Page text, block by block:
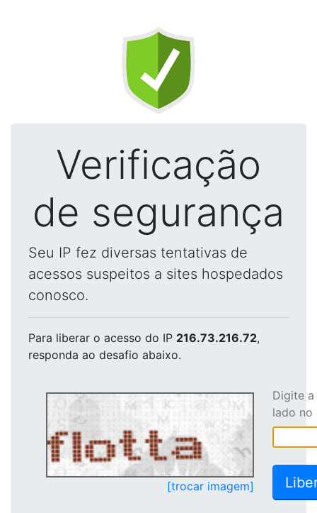
Verificação
de segurança
Seu IP fez diversas tentativas de
acessos suspeitos a sites hospedados
conosco.
Para liberar o acesso do IP 216.73.216.72,
responda ao desafio abaixo.
[trocar imagem]
Digite
lado no